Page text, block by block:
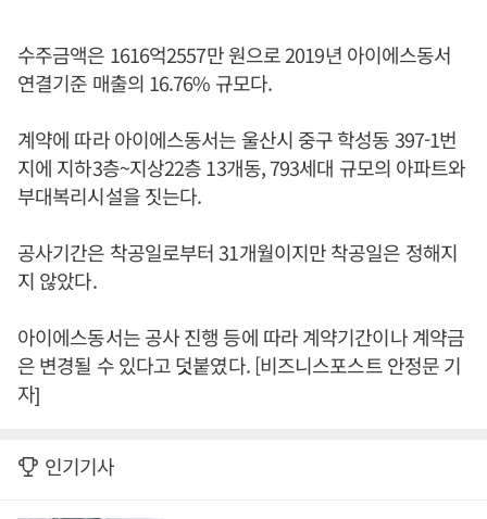
수주금액은 1616억2557만 원으로 2019년 아이에스동서
연결기준 매출의 16.76% 규모다.
계약에 따라 아이에스동서는 울산시 중구 학성동 397-1번
지에 지하3층~지상22층 13개동, 793세대 규모의 아파트와
부대복리시설을 짓는다.
공사기간은 착공일로부터 31개월이지만 착공일은 정해지
지 않았다.
아이에스동서는 공사 진행 등에 따라 계약기간이나 계약금
은 변경될 수 있다고 덧붙였다. [비즈니스포스트 안정문 기
자]
인기기사